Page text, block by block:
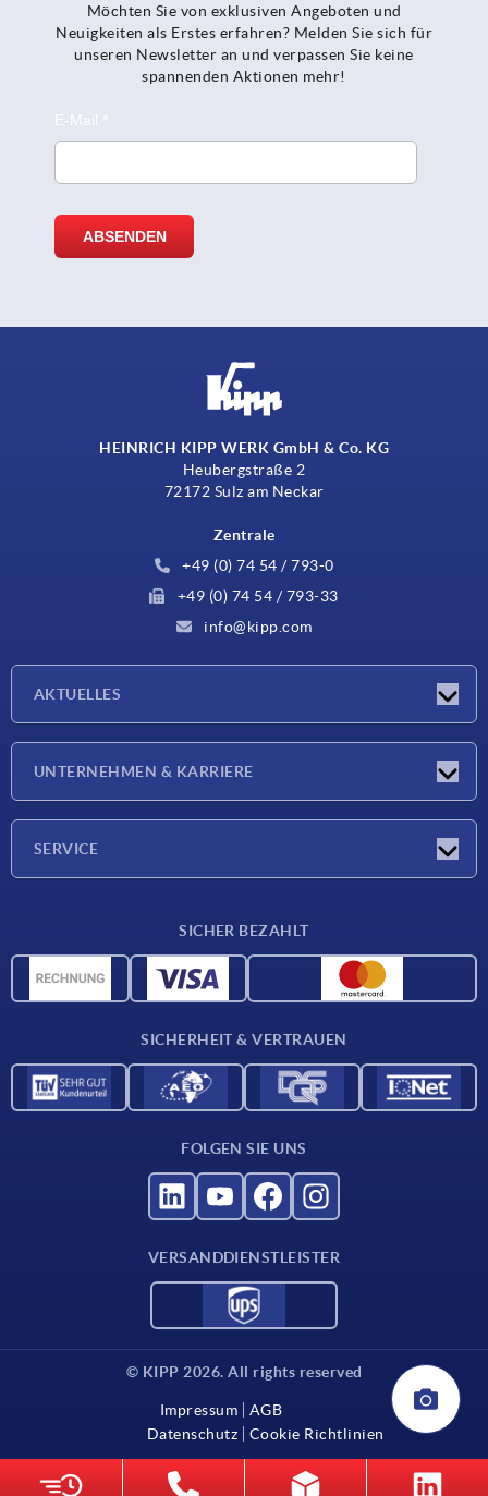
Möchten Sie von exklusiven Angeboten und
Neuigkeiten als Erstes erfahren? Melden Sie sich für
unseren Newsletter an und verpassen Sie keine
spannenden Aktionen mehr!
HEINRICH KIPP WERK GmbH & Co. KG
Heubergstraße 2
72172 Sulz am Neckar
Zentrale
+49 (0) 74 54 / 793-0
+49 (0) 74 54 / 793-33
info@kipp.com
AKTUELLES
Presseberichte
UNTERNEHMEN & KARRIERE
SERVICE
Werkstoffübersicht
SICHER BEZAHLT
SICHERHEIT & VERTRAUEN
FOLGEN SIE UNS
VERSANDDIENSTLEISTER
© KIPP 2026. All rights reserved
Impressum
AGB
Datenschutz
Cookie Richtlinien